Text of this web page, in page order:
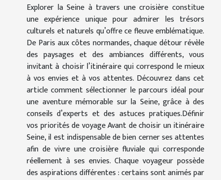
Explorer la Seine à travers une croisière constitue
une expérience unique pour admirer les trésors
culturels et naturels qu’offre ce fleuve emblématique.
De Paris aux côtes normandes, chaque détour révèle
des paysages et des ambiances différents, vous
invitant à choisir l’itinéraire qui correspond le mieux
à vos envies et à vos attentes. Découvrez dans cet
article comment sélectionner le parcours idéal pour
une aventure mémorable sur la Seine, grâce à des
conseils d’experts et des astuces pratiques.Définir
vos priorités de voyage Avant de choisir un itinéraire
Seine, il est indispensable de bien cerner ses attentes
afin de vivre une croisière fluviale qui corresponde
réellement à ses envies. Chaque voyageur possède
des aspirations différentes : certains sont animés par